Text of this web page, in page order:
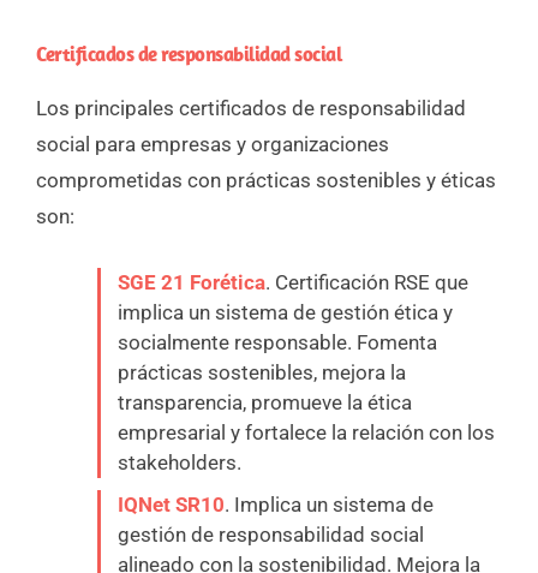
Certificados de responsabilidad social
Los principales certificados de responsabilidad
social para empresas y organizaciones
comprometidas con prácticas sostenibles y éticas
son:
SGE 21 Forética. Certificación RSE que
implica un sistema de gestión ética y
socialmente responsable. Fomenta
prácticas sostenibles, mejora la
transparencia, promueve la ética
empresarial y fortalece la relación con los
stakeholders.
IQNet SR10. Implica un sistema de
gestión de responsabilidad social
alineado con la sostenibilidad. Mejora la